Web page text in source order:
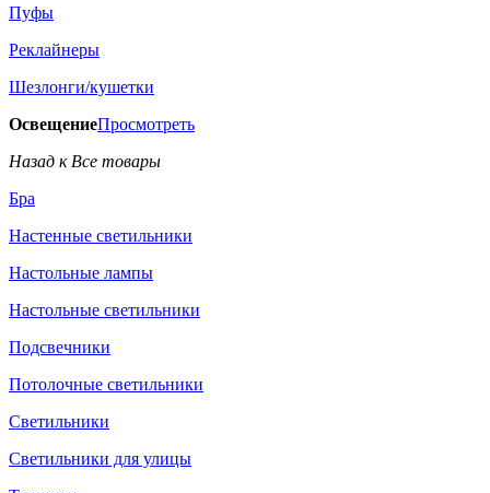
Пуфы
Реклайнеры
Шезлонги/кушетки
ОсвещениеПросмотреть
Назад к Все товары
Бра
Настенные светильники
Настольные лампы
Настольные светильники
Подсвечники
Потолочные светильники
Светильники
Светильники для улицы